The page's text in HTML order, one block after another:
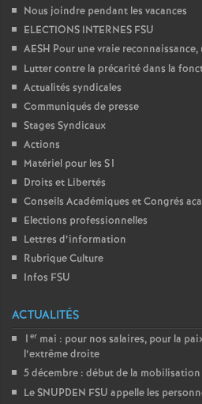
Nous joindre pendant les vacances
ELECTIONS INTERNES FSU
AESH Pour une vraie reconnaissance,
Lutter contre la précarité dans la
Actualités syndicales
Communiqués de presse
Stages Syndicaux
Actions
Matériel pour les S1
Droits et Libertés
Conseils Académiques et Congrés
Elections professionnelles
Lettres d’information
Rubrique Culture
Infos FSU
ACTUALITÉS
1 er mai : pour nos salaires, pour la
l’extrême droite
5 décembre : début de la mobilisation
Le SNUPDEN FSU appelle les